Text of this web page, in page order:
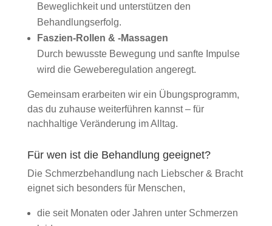
Beweglichkeit und unterstützen den
Behandlungserfolg.
Faszien-Rollen & -Massagen
Durch bewusste Bewegung und sanfte Impulse
wird die Geweberegulation angeregt.
Gemeinsam erarbeiten wir ein Übungsprogramm,
das du zuhause weiterführen kannst – für
nachhaltige Veränderung im Alltag.
Für wen ist die Behandlung geeignet?
Die Schmerzbehandlung nach Liebscher & Bracht
eignet sich besonders für Menschen,
die seit Monaten oder Jahren unter Schmerzen